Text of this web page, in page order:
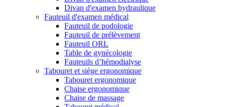
Divan d'examen hydraulique
Fauteuil d'examen médical
Fauteuil de podologie
Fauteuil de prélèvement
Fauteuil ORL
Table de gynécologie
Fauteuils d’hémodialyse
Tabouret et siège ergonomique
Tabouret ergonomique
Chaise ergonomique
Chaise de massage